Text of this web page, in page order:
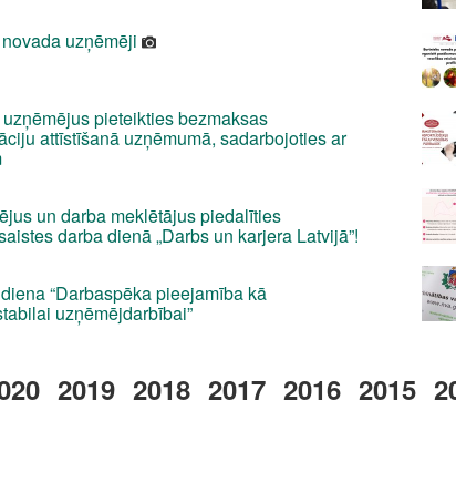
uzņēmēji
pieteikties bezmaksas
attīstīšanā uzņēmumā, sadarbojoties ar
un darba meklētājus piedalīties
darba dienā „Darbs un karjera Latvijā”!
“Darbaspēka pieejamība kā
uzņēmējdarbībai”
2019 2018 2017 2016 2015